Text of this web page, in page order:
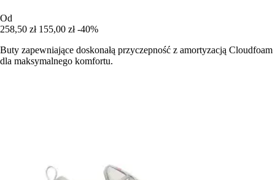
Od
258,50 zł 155,00 zł -40%
Buty zapewniające doskonałą przyczepność z amortyzacją Cloudfoam
dla maksymalnego komfortu.